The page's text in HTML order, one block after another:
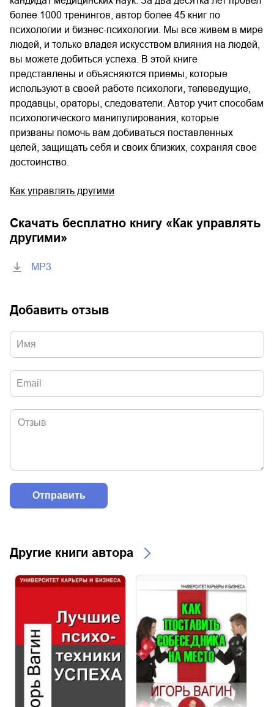
более 1000 тренингов, автор более 45 книг по
психологии и бизнес-психологии. Мы все живем в мире
людей, и только владея искусством влияния на людей,
вы можете добиться успеха. В этой книге
представлены и объясняются приемы, которые
используют в своей работе психологи, телеведущие,
продавцы, ораторы, следователи. Автор учит способам
психологического манипулирования, которые
призваны помочь вам добиваться поставленных
целей, защищать себя и своих близких, сохраняя свое
достоинство.
Как управлять другими
Скачать бесплатно книгу « Как управлять
другими»
MP3
Добавить отзыв
Другие книги автора